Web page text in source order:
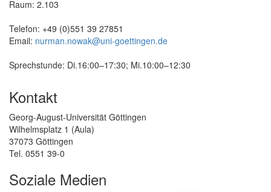
Raum: 2.103
Telefon: +49 (0)551 39 27851
Email: nurman.nowak@uni-goettingen.de
Sprechstunde: Di.16:00–17:30; Mi.10:00–12:30
Kontakt
Georg-August-Universität Göttingen
Wilhelmsplatz 1 (Aula)
37073 Göttingen
Tel. 0551 39-0
Soziale Medien